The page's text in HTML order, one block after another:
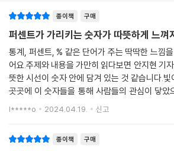
“2020년에 실시한 조사에서 “동성애자를 어떤
다”고 답한 응답자 비율은 57%였다(한국행정
사, 2020년). “‘전과자’를 어떤 관계로도 받아
4%)과 비교해도 크게 다르지 않을 만큼 동성애
--- p.238
“한국의 불평등 지수를 보면 상위 20% 계층의
상위 20%(12억 910만 원)가 국내 전체 자산의
‘나쁜 장애인’이 될 수밖에 없었던 이유이다.
비단 장애인만의 문제일까? 코로나19 이후 전
여객자동차터미널협회, 2022년)가 사라졌으며
통계에 따르면, 고속·시외버스 배차는 코로나19
노선은 27%나 없어졌다.
시 잡기가 어려운가?’ 2022년 카카오모빌리티의
종이책 구매
퍼센트가 가리키는 숫자가 따뜻하게 느껴
통계, 퍼센트, % 같은 단어가 주는 딱딱한 느낌
어요.주제와 내용을 가만히 읽다보면 안지현 기
뜻한 시선이 숫자 안에 담겨 있는 것 같습니다.빛
곳곳에 이 숫자들을 통해 사람들의 관심이 닿았
써주셔서 감사합니다.
l*****o 2024.04.19. 신고
종이책 구매